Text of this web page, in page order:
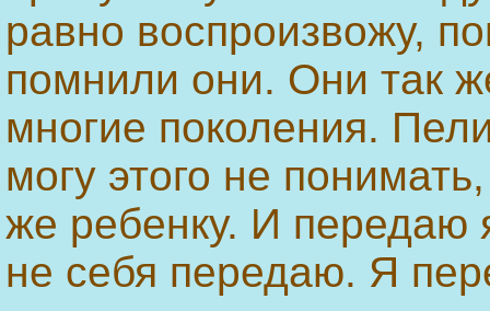
равно воспроизвожу,
помнили они. Они так
многие поколения.
могу этого не
же ребенку. И передаю
не себя передаю. Я